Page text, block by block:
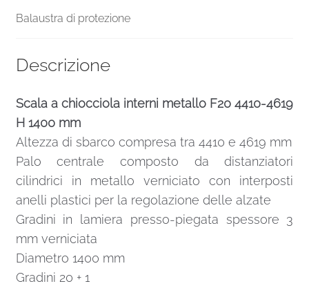
Balaustra di protezione
Descrizione
Scala a chiocciola interni metallo F20 4410-4619
H 1400 mm
Altezza di sbarco compresa tra 4410 e 4619 mm
Palo centrale composto da distanziatori
cilindrici in metallo verniciato con interposti
anelli plastici per la regolazione delle alzate
Gradini in lamiera presso-piegata spessore 3
mm verniciata
Diametro 1400 mm
Gradini 20 + 1